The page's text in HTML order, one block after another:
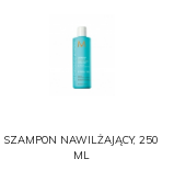
SZAMPON NAWILŻAJĄCY, 250
ML